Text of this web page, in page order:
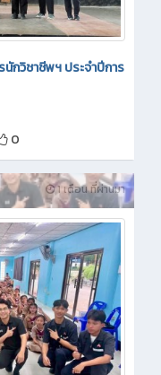
กวิชาชีพฯ ประจำปีการ
0
1 เดือน ที่ผ่านมา